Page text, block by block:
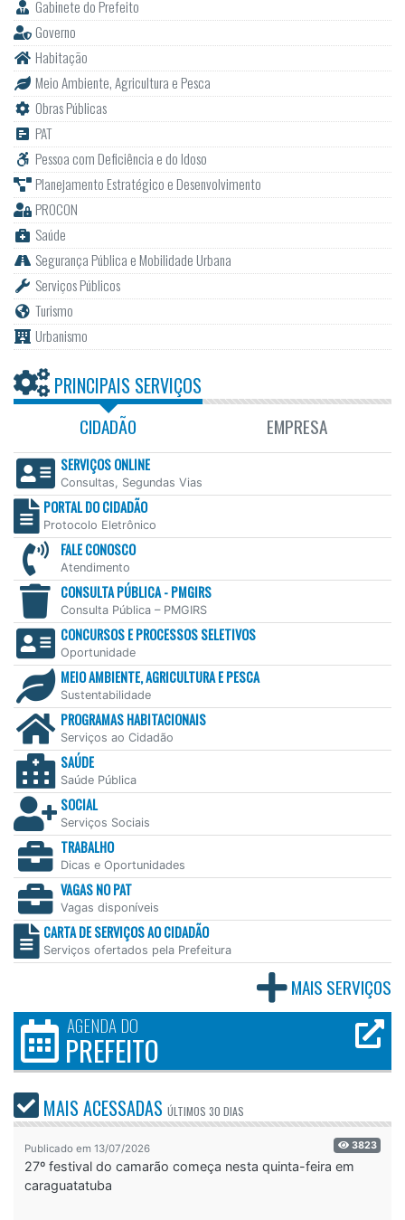
Gabinete do Prefeito
Governo
Habitação
Meio Ambiente, Agricultura e Pesca
Obras Públicas
PAT
Pessoa com Deficiência e do Idoso
Planejamento Estratégico e Desenvolvimento
PROCON
Saúde
Segurança Pública e Mobilidade Urbana
Serviços Públicos
Turismo
Urbanismo
PRINCIPAIS SERVIÇOS
CIDADÃO EMPRESA
SERVIÇOS ONLINE
Consultas, Segundas Vias
PORTAL DO CIDADÃO
Protocolo Eletrônico
FALE CONOSCO
Atendimento
CONSULTA PÚBLICA - PMGIRS
Consulta Pública – PMGIRS
CONCURSOS E PROCESSOS SELETIVOS
Oportunidade
MEIO AMBIENTE, AGRICULTURA E PESCA
Sustentabilidade
PROGRAMAS HABITACIONAIS
Serviços ao Cidadão
SAÚDE
Saúde Pública
SOCIAL
Serviços Sociais
TRABALHO
Dicas e Oportunidades
VAGAS NO PAT
Vagas disponíveis
CARTA DE SERVIÇOS AO CIDADÃO
Serviços ofertados pela Prefeitura
MAIS SERVIÇOS
AGENDA DO
PREFEITO
MAIS ACESSADAS ÚLTIMOS 30 DIAS
Publicado em 13/07/2026 3823
27º festival do camarão começa nesta quinta-feira em
caraguatatuba